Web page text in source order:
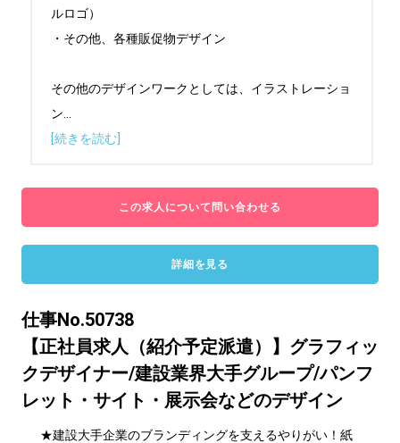
ルロゴ）
・その他、各種販促物デザイン
その他のデザインワークとしては、イラストレーショ
ン
[続きを読む]
この求人について問い合わせる
詳細を見る
仕事No.50738
【正社員求人（紹介予定派遣）】グラフィッ
クデザイナー/建設業界大手グループ/パンフ
レット・サイト・展示会などのデザイン
★建設大手企業のブランディングを支えるやりがい！紙